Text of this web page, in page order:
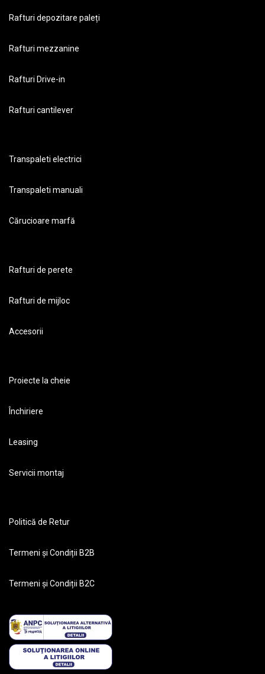
Rafturi depozitare paleți
Rafturi mezzanine
Rafturi Drive-in
Rafturi cantilever
Transpaleti electrici
Transpaleti manuali
Cărucioare marfă
Rafturi de perete
Rafturi de mijloc
Accesorii
Proiecte la cheie
Închiriere
Leasing
Servicii montaj
Politică de Retur
Termeni și Condiții B2B
Termeni și Condiții B2C